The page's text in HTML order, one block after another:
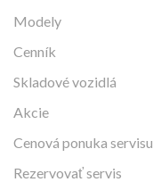
Modely
Cenník
Skladové vozidlá
Akcie
Cenová ponuka servisu
Rezervovať servis